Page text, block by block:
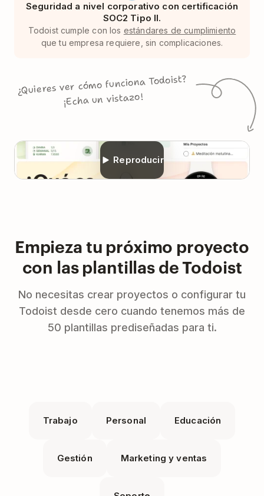
Seguridad a nivel corporativo con certificación
SOC2 Tipo II.
Todoist cumple con los estándares de cumplimiento
que tu empresa requiere, sin complicaciones.
¿Quieres ver cómo funciona Todoist?
¡Echa un vistazo!
Reproducir
Empieza tu próximo proyecto
con las plantillas de Todoist
No necesitas crear proyectos o configurar tu
Todoist desde cero cuando tenemos más de
50 plantillas prediseñadas para ti.
Trabajo Personal Educación
Gestión Marketing y ventas